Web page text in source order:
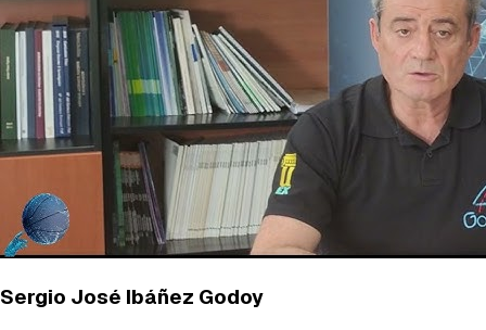
Sergio José Ibáñez Godoy